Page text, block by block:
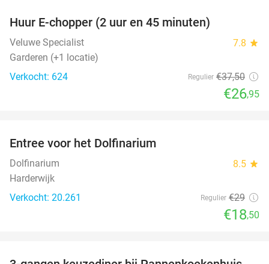
Huur E-chopper (2 uur en 45 minuten)
Veluwe Specialist 7.8 star
Garderen (+1 locatie)
Verkocht: 624
Regulier €37,50
€26,95
Entree voor het Dolfinarium
Dolfinarium 8.5 star
Harderwijk
Verkocht: 20.261
Regulier €29
€18,50